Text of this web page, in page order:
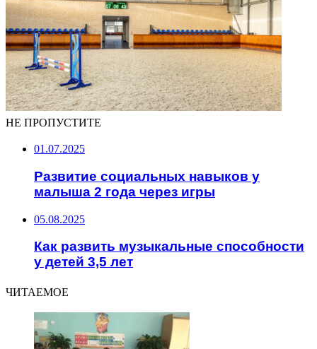
НЕ ПРОПУСТИТЕ
01.07.2025
Развитие социальных навыков у
малыша 2 года через игры
05.08.2025
Как развить музыкальные способности
у детей 3,5 лет
ЧИТАЕМОЕ